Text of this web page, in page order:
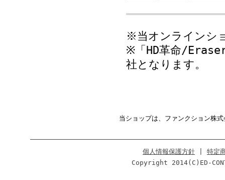
※当オンラインシ
※「HD革命/
社となります。
当ショップは、ファンクション株
個人情報保護方針
特定
Copyright 2014(C)ED-